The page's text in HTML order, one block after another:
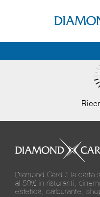
Diamond Card è la carta
al 50% in ristoranti,
estetica, carburante,